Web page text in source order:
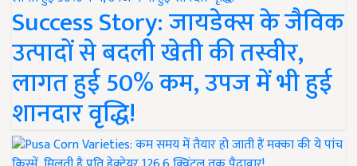
Success Story: जायडेक्स के जैविक
उत्पादों से बदली खेती की तस्वीर,
लागत हुई 50% कम, उपज में भी हुई
शानदार वृद्धि!